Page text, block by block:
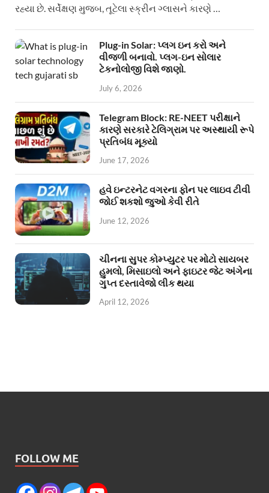
રહ્યા છે. સર્વેક્ષણ મુજબ, તૂટેલા સ્ક્રીન ગ્લાસને કારણે …
Plug-in Solar: પ્લગ ઇન કરો અને
વીજળી બનાવો. પ્લગ-ઇન સોલાર
ટેકનોલોજી વિશે જાણો.
July 6, 2026
Telegram Block: RE-NEET પરીક્ષાને
કારણે સરકારે ટેલિગ્રામ પર અસ્થાયી રૂપે
પ્રતિબંધ મૂક્યો
June 17, 2026
હવે ઇન્ટરનેટ વગરના ફોન પર લાઇવ ટીવી
જોઈ શકશો જુઓ કેવી રીતે
June 12, 2026
ચીનના સુપર કોમ્પ્યુટર પર મોટો સાયબર
હુમલો, મિસાઇલો અને ફાઇટર જેટ અંગેના
ગુપ્ત દસ્તાવેજો લીક થયા
April 12, 2026
FOLLOW ME